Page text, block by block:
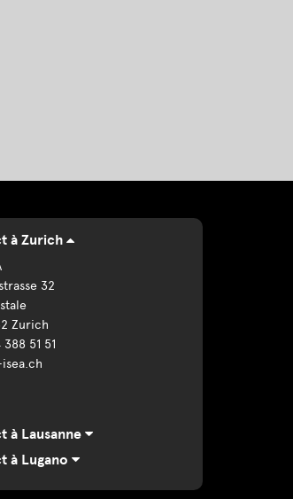
à Zurich
32
Zurich
388 51 51
à Lausanne
à Lugano